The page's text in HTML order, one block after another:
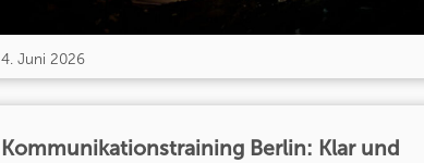
4. Juni 2026
Kommunikationstraining Berlin: Klar und